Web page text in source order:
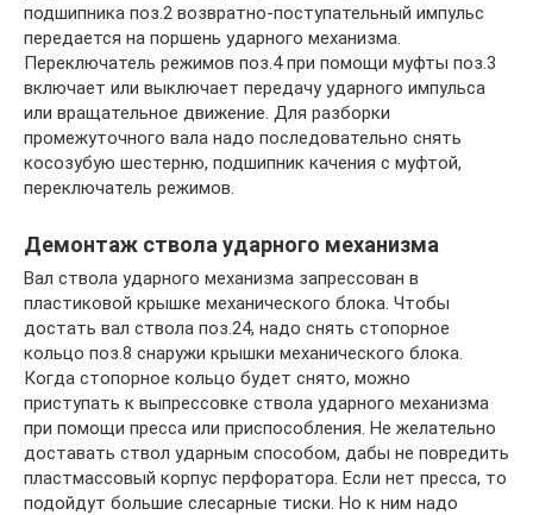
подшипника поз.2 возвратно-поступательный импульс
передается на поршень ударного механизма.
Переключатель режимов поз.4 при помощи муфты поз.3
включает или выключает передачу ударного импульса
или вращательное движение. Для разборки
промежуточного вала надо последовательно снять
косозубую шестерню, подшипник качения с муфтой,
переключатель режимов.
Демонтаж ствола ударного механизма
Вал ствола ударного механизма запрессован в
пластиковой крышке механического блока. Чтобы
достать вал ствола поз.24, надо снять стопорное
кольцо поз.8 снаружи крышки механического блока.
Когда стопорное кольцо будет снято, можно
приступать к выпрессовке ствола ударного механизма
при помощи пресса или приспособления. Не желательно
доставать ствол ударным способом, дабы не повредить
пластмассовый корпус перфоратора. Если нет пресса, то
подойдут большие слесарные тиски. Но к ним надо